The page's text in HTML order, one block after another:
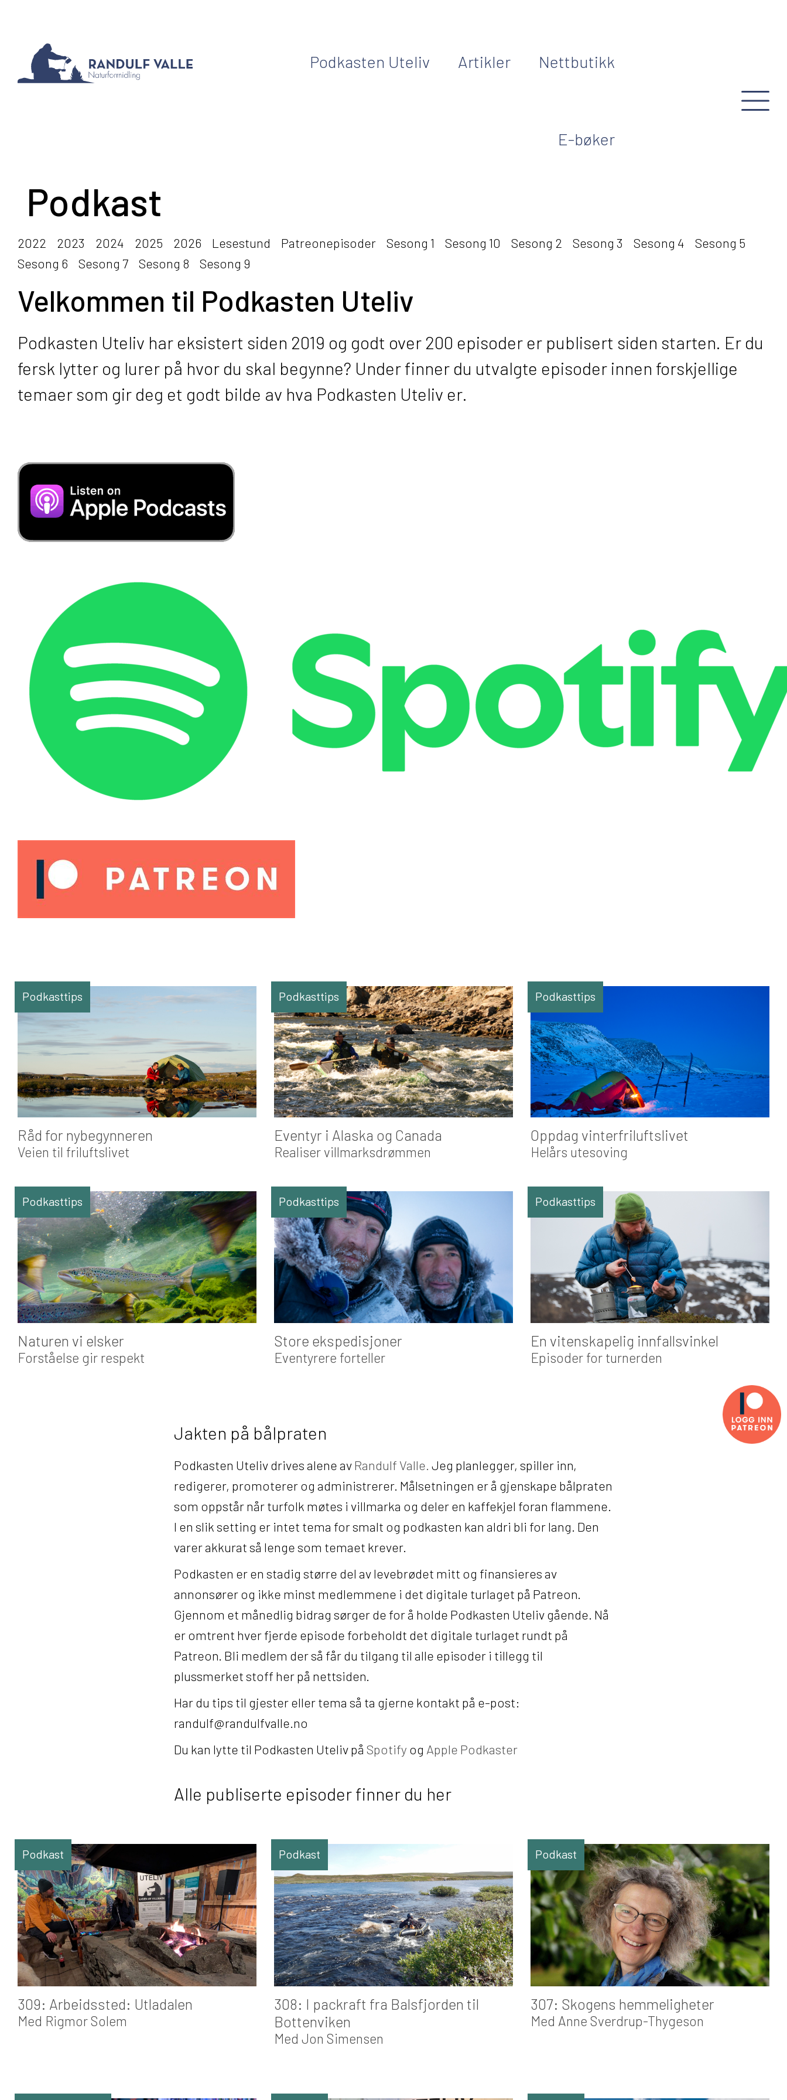
Podkasten Uteliv Artikler Nettbutikk
E-bøker
Podkast
2022 2023 2024 2025 2026 Lesestund Patreonepisoder Sesong 1 Sesong 10 Sesong 2 Sesong 3 Sesong 4
Sesong 5
Sesong 6
Sesong 7 Sesong 8 Sesong 9
Velkommen til Podkasten Uteliv
Podkasten Uteliv har eksistert siden 2019 og godt over 200 episoder er publisert siden starten. Er du
fersk lytter og lurer på hvor du skal begynne? Under finner du utvalgte episoder innen forskjellige
temaer som gir deg et godt bilde av hva Podkasten Uteliv er.
Podkasttips
Råd for nybegynneren
Veien til friluftslivet
Podkasttips
Eventyr i Alaska og Canada
Realiser villmarksdrømmen
Podkasttips
Oppdag vinterfriluftslivet
Helårs utesoving
Podkasttips
Naturen vi elsker
Forståelse gir respekt
Podkasttips
Store ekspedisjoner
Eventyrere forteller
Podkasttips
En vitenskapelig innfallsvinkel
Episoder for turnerden
Jakten på bålpraten
Podkasten Uteliv drives alene avRandulf Valle. Jeg planlegger, spiller inn,
redigerer, promoterer og administrerer. Målsetningen er å gjenskape bålpraten
som oppstår når turfolk møtes i villmarka og deler en kaffekjel foran flammene.
I en slik setting er intet tema for smalt og podkasten kan aldri bli for lang. Den
varer akkurat så lenge som temaet krever.
Podkasten er en stadig større del av levebrødet mitt og finansieres av
annonsører og ikke minst medlemmene i det digitale turlaget på Patreon.
Gjennom et månedlig bidrag sørger de for å holde Podkasten Uteliv gående. Nå
er omtrent hver fjerde episode forbeholdt det digitale turlaget rundt på
Patreon. Bli medlem der så får du tilgang til alle episoder i tillegg til
plussmerket stoff her på nettsiden.
Har du tips til gjester eller tema så ta gjerne kontakt på e-post:
randulf@randulfvalle.no
Du kan lytte til Podkasten Uteliv på Spotify og Apple Podkaster
Alle publiserte episoder finner du her
Podkast
309: Arbeidssted: Utladalen
Med Rigmor Solem
Podkast
308: I packraft fra Balsfjorden til
Bottenviken
Med Jon Simensen
Podkast
307: Skogens hemmeligheter
Med Anne Sverdrup-Thygeson